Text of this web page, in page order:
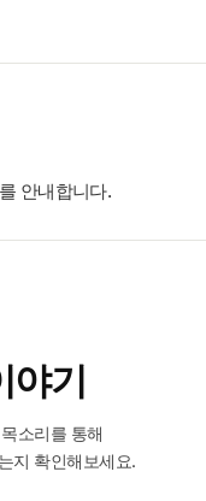
안내합니다.
야기
소리를 통해
지 확인해보세요.
았던
았습니다.”